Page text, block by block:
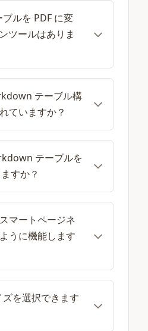
ルを PDF に変
ツールはありま
テーブル構
ていますか？
テーブルを
すか？
マートページネ
うに機能します
ズを選択できます